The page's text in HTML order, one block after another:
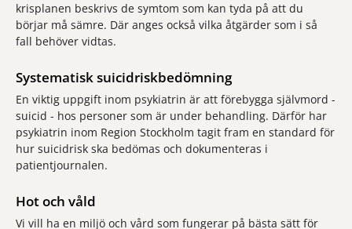
krisplanen beskrivs de symtom som kan tyda på att du
börjar må sämre. Där anges också vilka åtgärder som i så
fall behöver vidtas.
Systematisk suicidriskbedömning
En viktig uppgift inom psykiatrin är att förebygga självmord -
suicid - hos personer som är under behandling. Därför har
psykiatrin inom Region Stockholm tagit fram en standard för
hur suicidrisk ska bedömas och dokumenteras i
patientjournalen.
Hot och våld
Vi vill ha en miljö och vård som fungerar på bästa sätt för